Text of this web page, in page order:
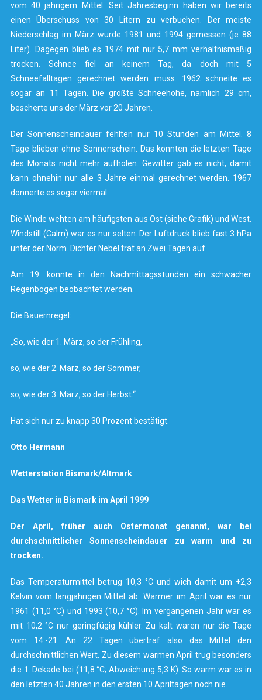
vom 40 jährigem Mittel. Seit Jahresbeginn haben wir bereits
einen Überschuss von 30 Litern zu verbuchen. Der meiste
Niederschlag im März wurde 1981 und 1994 gemessen (je 88
Liter). Dagegen blieb es 1974 mit nur 5,7 mm verhältnismäßig
trocken. Schnee fiel an keinem Tag, da doch mit 5
Schneefalltagen gerechnet werden muss. 1962 schneite es
sogar an 11 Tagen. Die größte Schneehöhe, nämlich 29 cm,
bescherte uns der März vor 20 Jahren.
Der Sonnenscheindauer fehlten nur 10 Stunden am Mittel. 8
Tage blieben ohne Sonnenschein. Das konnten die letzten Tage
des Monats nicht mehr aufholen. Gewitter gab es nicht, damit
kann ohnehin nur alle 3 Jahre einmal gerechnet werden. 1967
donnerte es sogar viermal.
Die Winde wehten am häufigsten aus Ost (siehe Grafik) und West.
Windstill (Calm) war es nur selten. Der Luftdruck blieb fast 3 hPa
unter der Norm. Dichter Nebel trat an Zwei Tagen auf.
Am 19. konnte in den Nachmittagsstunden ein schwacher
Regenbogen beobachtet werden.
Die Bauernregel:
„So, wie der 1. März, so der Frühling,
so, wie der 2. März, so der Sommer,
so, wie der 3. März, so der Herbst.“
Hat sich nur zu knapp 30 Prozent bestätigt.
Otto Hermann
Wetterstation Bismark/Altmark
Das Wetter in Bismark im April 1999
Der April, früher auch Ostermonat genannt, war bei
durchschnittlicher Sonnenscheindauer zu warm und zu
trocken.
Das Temperaturmittel betrug 10,3 °C und wich damit um +2,3
Kelvin vom langjährigen Mittel ab. Wärmer im April war es nur
1961 (11,0 °C) und 1993 (10,7 °C). Im vergangenen Jahr war es
mit 10,2 °C nur geringfügig kühler. Zu kalt waren nur die Tage
vom 14.-21. An 22 Tagen übertraf also das Mittel den
durchschnittlichen Wert. Zu diesem warmen April trug besonders
die 1. Dekade bei (11,8 °C; Abweichung 5,3 K). So warm war es in
den letzten 40 Jahren in den ersten 10 Apriltagen noch nie.